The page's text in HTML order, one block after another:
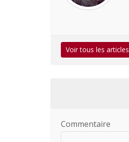
Voir tous les articles
Commentaire